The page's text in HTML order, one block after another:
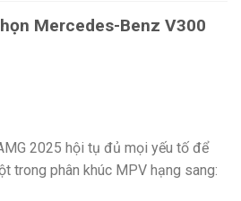
Mercedes-Benz V300
2025 hội tụ đủ mọi yếu tố để
trong phân khúc MPV hạng sang: